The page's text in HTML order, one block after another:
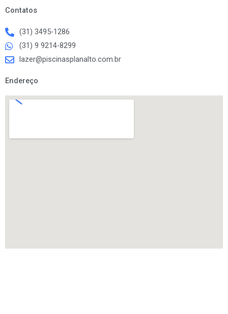
Contatos
(31) 3495-1286
(31) 9 9214-8299
lazer@piscinasplanalto.com.br
Endereço